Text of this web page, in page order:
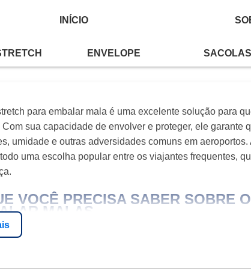
INÍCIO
ENVELOPE SACOLAS
PARA EMBALAR
para embalar mala é uma excelente solução para
sua capacidade de envolver e proteger, ele garante
umidade e outras adversidades comuns em
uma escolha popular entre os viajantes frequentes,
VOCÊ PRECISA SABER SOBRE
MALAS
E PROPÓSITO DO FILME STRETCH
é um material plástico altamente elástico, utilizado